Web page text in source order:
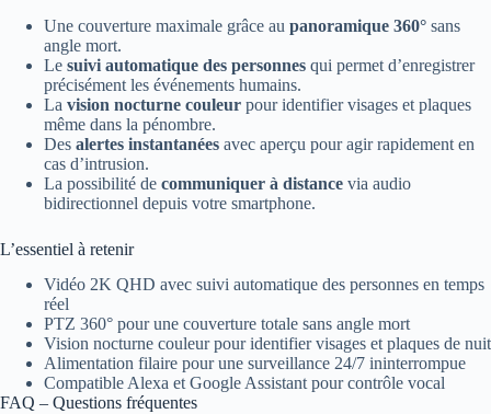
Une couverture maximale grâce au panoramique 360° sans
angle mort.
Le suivi automatique des personnes qui permet d’enregistrer
précisément les événements humains.
La vision nocturne couleur pour identifier visages et plaques
même dans la pénombre.
Des alertes instantanées avec aperçu pour agir rapidement en
cas d’intrusion.
La possibilité de communiquer à distance via audio
bidirectionnel depuis votre smartphone.
L’essentiel à retenir
Vidéo 2K QHD avec suivi automatique des personnes en temps
réel
PTZ 360° pour une couverture totale sans angle mort
Vision nocturne couleur pour identifier visages et plaques de nuit
Alimentation filaire pour une surveillance 24/7 ininterrompue
Compatible Alexa et Google Assistant pour contrôle vocal
FAQ – Questions fréquentes